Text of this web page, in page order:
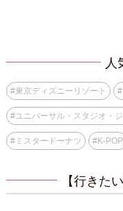
人
#東京ディズニーリゾート #
#ユニバーサル・スタジオ・
#ミスタードーナツ #K-POP
【行きた